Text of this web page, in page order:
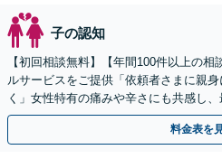
子の認知
【初回相談無料】【年間100件以上の
ルサービスをご提供「依頼者さまに親
く」女性特有の痛みや辛さにも共感し
産分与／慰謝料／婚姻費用／養育費ほか
料金表を